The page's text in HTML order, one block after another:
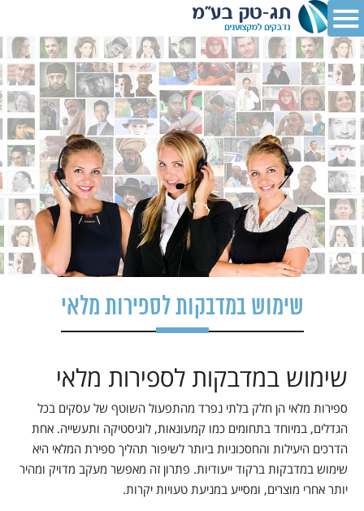
שימוש במדבקות לספירות מלאי
שימוש במדבקות לספירות מלאי
ספירות מלאי הן חלק בלתי נפרד מהתפעול השוטף של עסקים בכל
הגדלים, במיוחד בתחומים כמו קמעונאות, לוגיסטיקה ותעשייה. אחת
הדרכים היעילות והחסכוניות ביותר לשיפור תהליך ספירת המלאי היא
שימוש במדבקות ברקוד ייעודיות. פתרון זה מאפשר מעקב מדויק ומהיר
יותר אחרי מוצרים, ומסייע במניעת טעויות יקרות.